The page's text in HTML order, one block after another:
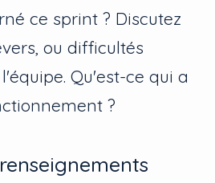
ce sprint ? Discutez
ou difficultés
Qu'est-ce qui a
?